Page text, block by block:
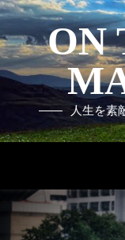
ON
人生を素